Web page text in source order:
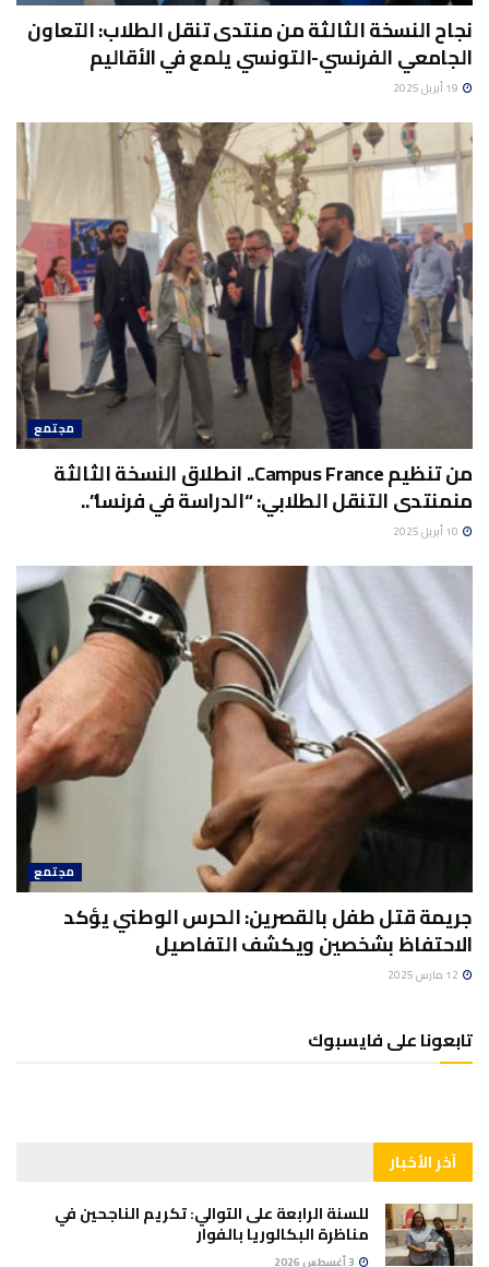
نجاح النسخة الثالثة من منتدى تنقل الطلاب: التعاون
الجامعي الفرنسي-التونسي يلمع في الأقاليم
مجتمع
من تنظيم Campus France.. انطلاق النسخة الثالثة
منمنتدى التنقل الطلابي: “الدراسة في فرنسا”..
مجتمع
جريمة قتل طفل بالقصرين: الحرس الوطني يؤكد
الاحتفاظ بشخصين ويكشف التفاصيل
تابعونا على فايسبوك
آخر الأخبار
للسنة الرابعة على التوالي: تكريم الناجحين في
مناظرة البكالوريا بالفوار